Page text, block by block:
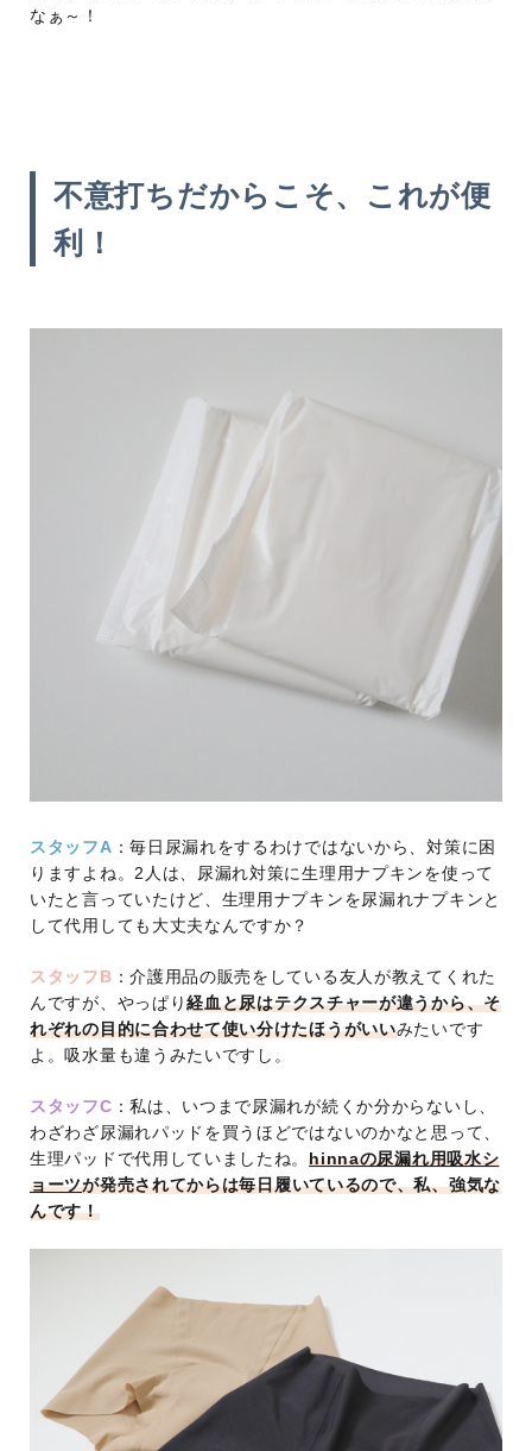
なぁ～！
不意打ちだからこそ、これが便
利！
スタッフA ：毎日尿漏れをするわけではないから、対策に困
りますよね。2人は、尿漏れ対策に生理用ナプキンを使って
いたと言っていたけど、生理用ナプキンを尿漏れナプキンと
して代用しても大丈夫なんですか？
スタッフB ：介護用品の販売をしている友人が教えてくれた
んですが、やっぱり経血と尿はテクスチャーが違うから、そ
れぞれの目的に合わせて使い分けたほうがいいみたいです
よ。吸水量も違うみたいですし。
スタッフC ：私は、いつまで尿漏れが続くか分からないし、
わざわざ尿漏れパッドを買うほどではないのかなと思って、
生理パッドで代用していましたね。hinnaの尿漏れ用吸水シ
ョーツが発売されてからは毎日履いているので、私、強気な
んです！